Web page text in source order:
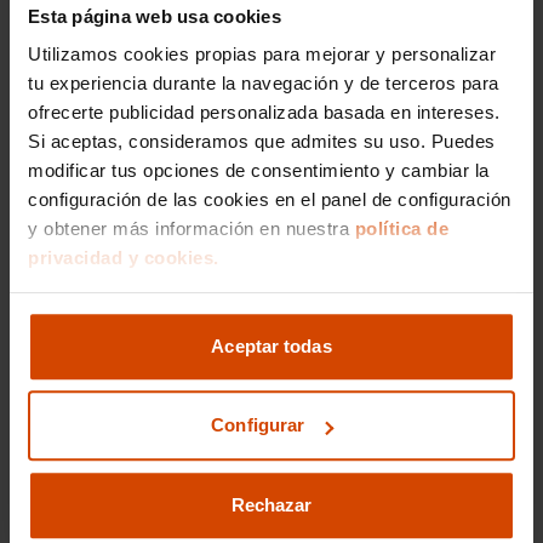
Esta página web usa cookies
Utilizamos cookies propias para mejorar y personalizar
tu experiencia durante la navegación y de terceros para
ofrecerte publicidad personalizada basada en intereses.
Si aceptas, consideramos que admites su uso. Puedes
modificar tus opciones de consentimiento y cambiar la
configuración de las cookies en el panel de configuración
y obtener más información en nuestra política de
privacidad y cookies.
Aceptar todas
Configurar
Rechazar
En Flexicar, contamos con una variada selección
de estos modelos para que puedas comparar
detalladamente sus prestaciones y decidir cuál
se adapta mejor a tus necesidades.
Rivales Directos: ¿Cómo se
Comparan con el Audi S3?
El Mercedes-AMG A35, con su elegante diseño y
xDrive y un motor de 306 CV, ofrece una
experiencia de conducción deportiva similar.
personalmente estos modelos y experimentar de
primera mano sus características distintivas.